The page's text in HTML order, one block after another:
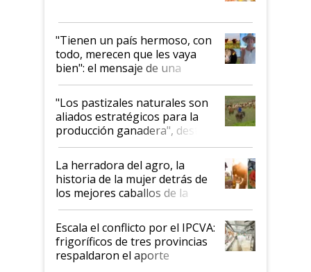
"Tienen un país hermoso, con
todo, merecen que les vaya
bien": el mensaje de una
ganadera uruguaya sobre las
oportunidades que se abren
para el agro en Argentina, con
foco en la carne
"Los pastizales naturales son
aliados estratégicos para la
producción ganadera", destaca
la iniciativa que ya reúne a 46
establecimientos en Argentina
La herradora del agro, la
historia de la mujer detrás de
los mejores caballos de la
Argentina y los mitos que
todavía hacen sufrir a estos
animales: "Mientras me
descalificaban, yo seguí
haciendo currículum"
Escala el conflicto por el IPCVA:
frigoríficos de tres provincias
respaldaron el aporte